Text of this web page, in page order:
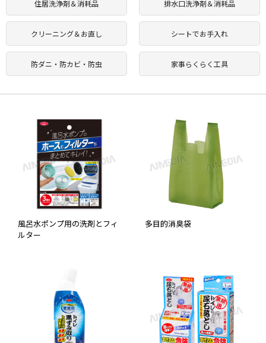
住居洗浄剤＆消耗品 排水口洗浄剤＆消耗品
クリーニング＆お直し シートでお手入れ
防ダニ・防カビ・防虫 家事らくらく工具
風呂水ポンプ用の洗剤とフィ
ルター
多目的消臭袋